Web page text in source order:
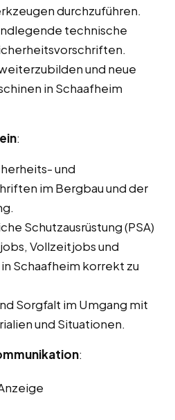
durchzuführen.
technische
und neue
in Schaafheim
:
und
im Bergbau und der
Schutzausrüstung (PSA)
Vollzeitjobs und
Schaafheim korrekt zu
Sorgfalt im Umgang mit
und Situationen.
: